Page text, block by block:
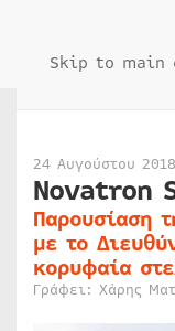
Skip to main
24 Αυγούστου
Novatron
Παρουσίαση
με το
κορυφαία
Γράφει: Χάρης